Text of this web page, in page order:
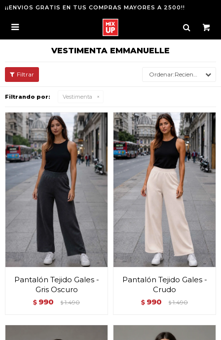
¡¡ENVIOS GRATIS EN TUS COMPRAS MAYORES A 2500!!

VESTIMENTA EMMANUELLE
Recientes
Filtrando por: Vestimenta
Pantalón Tejido Gales -
Gris Oscuro
$ 990 $ 1.490
Pantalón Tejido Gales -
Crudo
$ 990 $ 1.490